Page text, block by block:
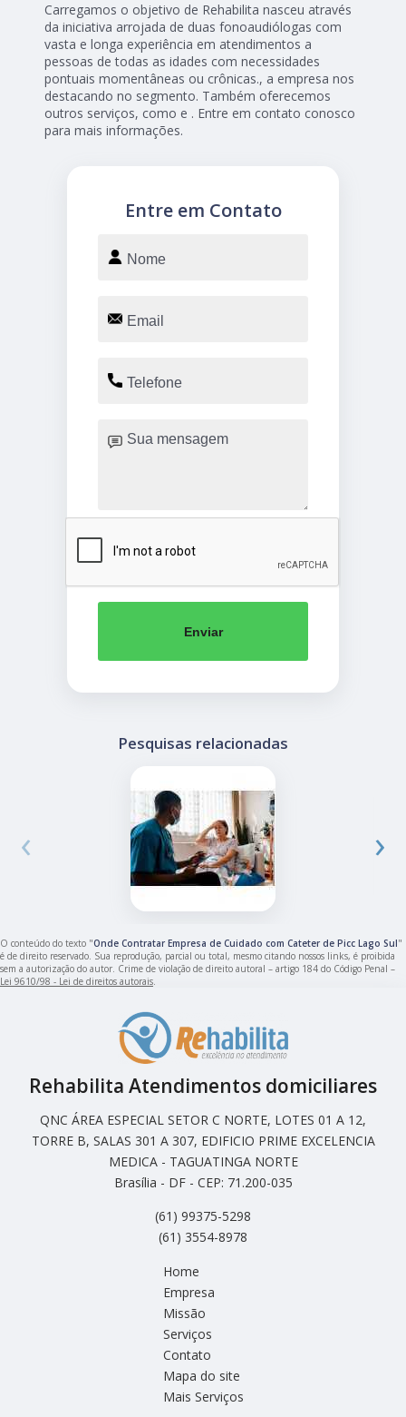
Carregamos o objetivo de Rehabilita nasceu através
da iniciativa arrojada de duas fonoaudiólogas com
vasta e longa experiência em atendimentos a
pessoas de todas as idades com necessidades
pontuais momentâneas ou crônicas., a empresa nos
destacando no segmento. Também oferecemos
outros serviços, como e . Entre em contato conosco
para mais informações.
Entre em Contato
Enviar
Pesquisas relacionadas
‹ ›
O conteúdo do texto "Onde Contratar Empresa de Cuidado com Cateter de Picc Lago Sul"
é de direito reservado. Sua reprodução, parcial ou total, mesmo citando nossos links, é proibida
sem a autorização do autor. Crime de violação de direito autoral – artigo 184 do Código Penal –
Lei 9610/98 - Lei de direitos autorais.
Rehabilita Atendimentos domiciliares
QNC ÁREA ESPECIAL SETOR C NORTE, LOTES 01 A 12,
TORRE B, SALAS 301 A 307, EDIFICIO PRIME EXCELENCIA
MEDICA - TAGUATINGA NORTE
Brasília - DF - CEP: 71.200-035
(61) 99375-5298
(61) 3554-8978
Home
Empresa
Missão
Serviços
Contato
Mapa do site
Mais Serviços